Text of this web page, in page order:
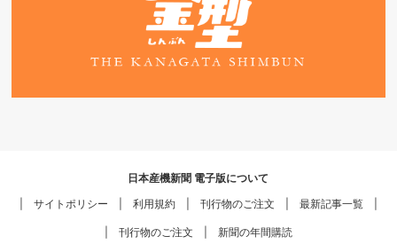
日本産機新聞 電子版について
サイトポリシー
利用規約 刊行物のご注文 最新記事一覧
刊行物のご注文 新聞の年間購読